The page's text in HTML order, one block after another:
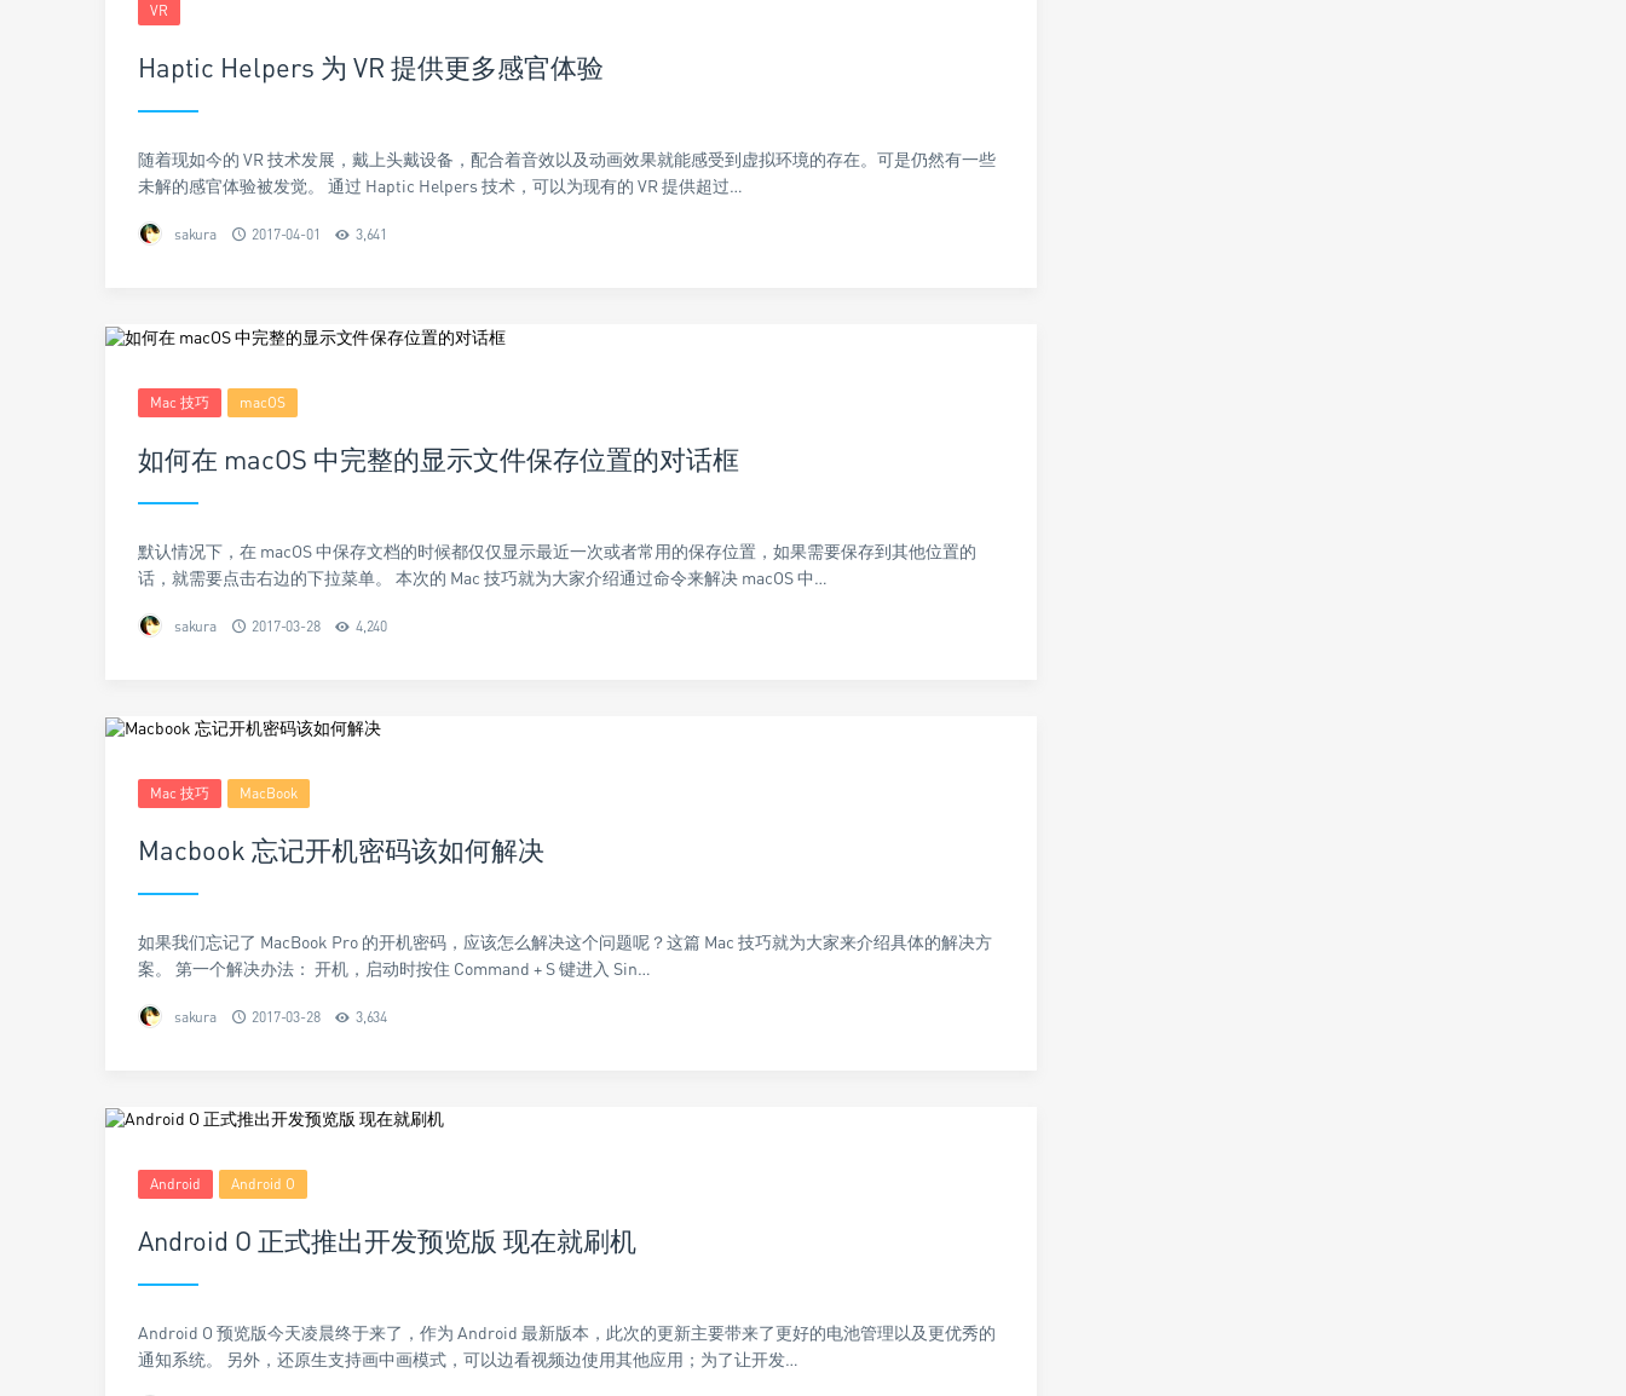
VR
Haptic Helpers 为 VR 提供更多感官体验
随着现如今的 VR 技术发展，戴上头戴设备，配合着音效以及动画效果就能感受到虚拟环境的存在。可是仍然有一些
未解的感官体验被发觉。 通过 Haptic Helpers 技术，可以为现有的 VR 提供超过…
sakura 2017-04-01 3,641
Mac 技巧 macOS
如何在 macOS 中完整的显示文件保存位置的对话框
默认情况下，在 macOS 中保存文档的时候都仅仅显示最近一次或者常用的保存位置，如果需要保存到其他位置的
话，就需要点击右边的下拉菜单。 本次的 Mac 技巧就为大家介绍通过命令来解决 macOS 中…
sakura 2017-03-28 4,240
Mac 技巧 MacBook
Macbook 忘记开机密码该如何解决
如果我们忘记了 MacBook Pro 的开机密码，应该怎么解决这个问题呢？这篇 Mac 技巧就为大家来介绍具体的解决方
案。 第一个解决办法： 开机，启动时按住 Command + S 键进入 Sin…
sakura 2017-03-28 3,634
Android Android O
Android O 正式推出开发预览版 现在就刷机
Android O 预览版今天凌晨终于来了，作为 Android 最新版本，此次的更新主要带来了更好的电池管理以及更优秀的
通知系统。 另外，还原生支持画中画模式，可以边看视频边使用其他应用；为了让开发…